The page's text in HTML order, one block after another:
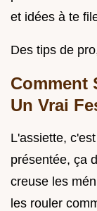
et idées à te
Des tips de
Comment
Un Vrai
L'assiette,
présentée, ça
creuse les
les rouler